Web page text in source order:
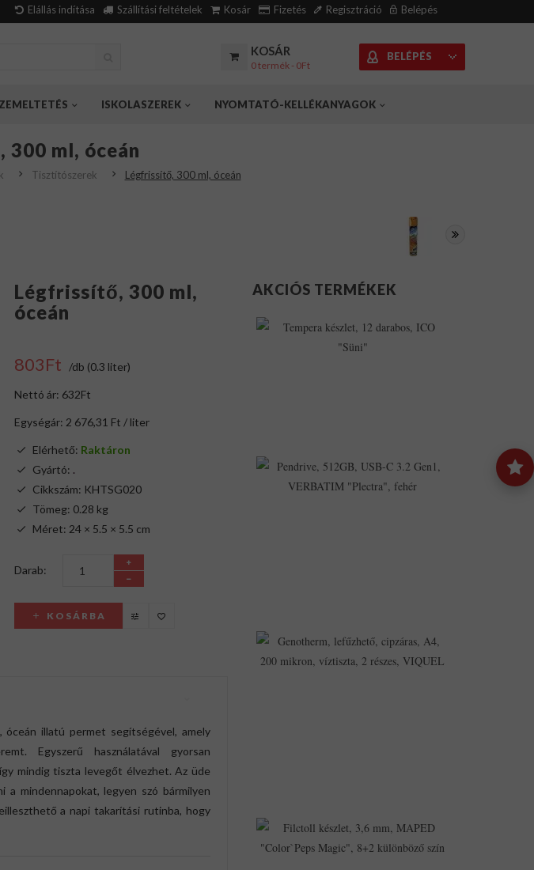
Elállás indítása Szállítási feltételek Kosár Fizetés Regisztráció Belépés
KOSÁR
0 termék - 0Ft
BELÉPÉS
ISKOLASZEREK NYOMTATÓ-KELLÉKANYAGOK
ml, óceán
Tisztítószerek Légfrissítő, 300 ml, óceán
Légfrissítő, 300 ml,
óceán
803Ft /db (0.3 liter)
Nettó ár: 632Ft
Egységár: 2 676,31 Ft / liter
Elérhető: Raktáron
Gyártó: .
Cikkszám: KHTSG020
Tömeg: 0.28 kg
Méret: 24 × 5.5 × 5.5 cm
Darab:
KOSÁRBA
illatú permet segítségével, amely
Egyszerű használatával gyorsan
mindig tiszta levegőt élvezhet. Az üde
mindennapokat, legyen szó bármilyen
a napi takarítási rutinba, hogy
AKCIÓS TERMÉKEK
Pendrive,